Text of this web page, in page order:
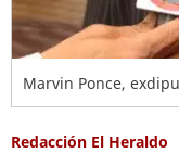
Marvin Ponce,
Redacción El Heraldo